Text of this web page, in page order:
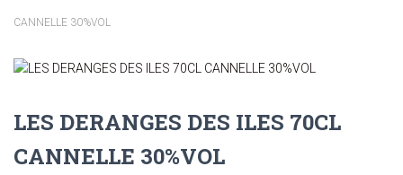
CANNELLE 30%VOL
LES DERANGES DES ILES 70CL
CANNELLE 30%VOL